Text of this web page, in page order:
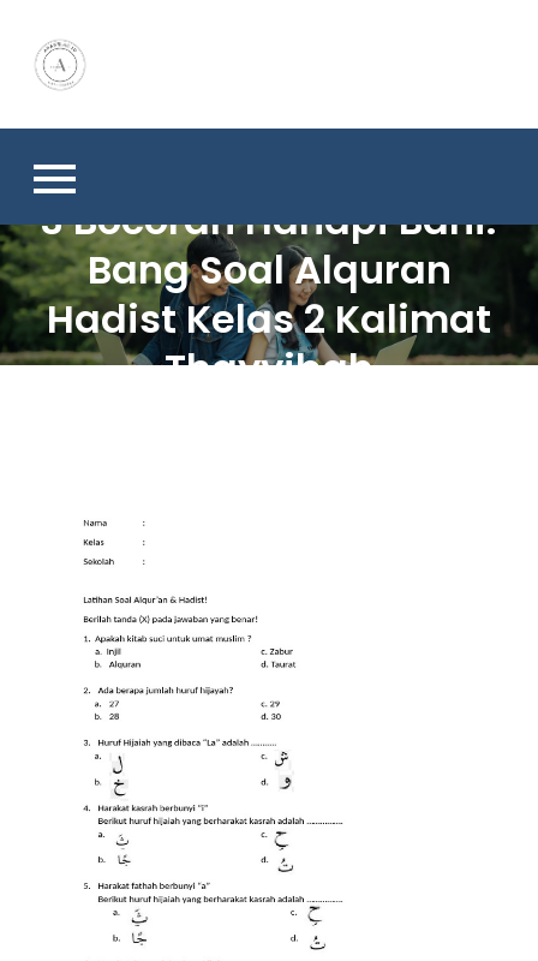
content
3 Bocoran Hanapi Bani:
Bang Soal Alquran
Hadist Kelas 2 Kalimat
Thayyibah